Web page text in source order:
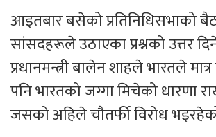
आइतबार बसेको प्रतिनिधिसभाको
सांसदहरूले उठाएका प्रश्नको उत्तर
प्रधानमन्त्री बालेन शाहले भारतले
पनि भारतको जग्गा मिचेको धारणा
जसको अहिले चौतर्फी विरोध